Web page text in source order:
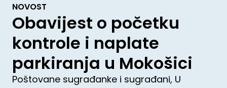
NOVOST
Obavijest o početku
kontrole i naplate
parkiranja u Mokošici
Poštovane sugrađanke i sugrađani, U